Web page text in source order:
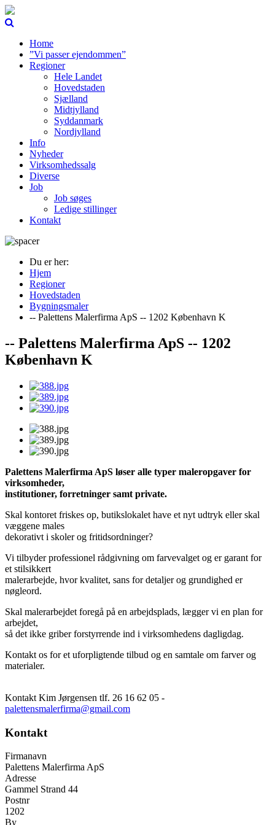
Home
”Vi passer ejendommen”
Regioner
Hele Landet
Hovedstaden
Sjælland
Midtjylland
Syddanmark
Nordjylland
Info
Nyheder
Virksomhedssalg
Diverse
Job
Job søges
Ledige stillinger
Kontakt
Du er her:
Hjem
Regioner
Hovedstaden
Bygningsmaler
-- Palettens Malerfirma ApS -- 1202 København K
-- Palettens Malerfirma ApS -- 1202
København K
Palettens Malerfirma ApS løser alle typer maleropgaver for
virksomheder,
institutioner, forretninger samt private.
Skal kontoret friskes op, butikslokalet have et nyt udtryk eller skal
væggene males
dekorativt i skoler og fritidsordninger?
Vi tilbyder professionel rådgivning om farvevalget og er garant for
et stilsikkert
malerarbejde, hvor kvalitet, sans for detaljer og grundighed er
nøgleord.
Skal malerarbejdet foregå på en arbejdsplads, lægger vi en plan for
arbejdet,
så det ikke griber forstyrrende ind i virksomhedens dagligdag.
Kontakt os for et uforpligtende tilbud og en samtale om farver og
materialer.
Kontakt Kim Jørgensen tlf. 26 16 62 05 -
palettensmalerfirma@gmail.com
Kontakt
Firmanavn
Palettens Malerfirma ApS
Adresse
Gammel Strand 44
Postnr
1202
By